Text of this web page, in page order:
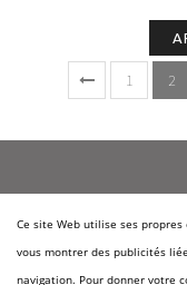
1 2
Qui sommes-nous?
Nos marques
Ce site Web utilise ses
vous montrer des publicités
navigation. Pour donner votre